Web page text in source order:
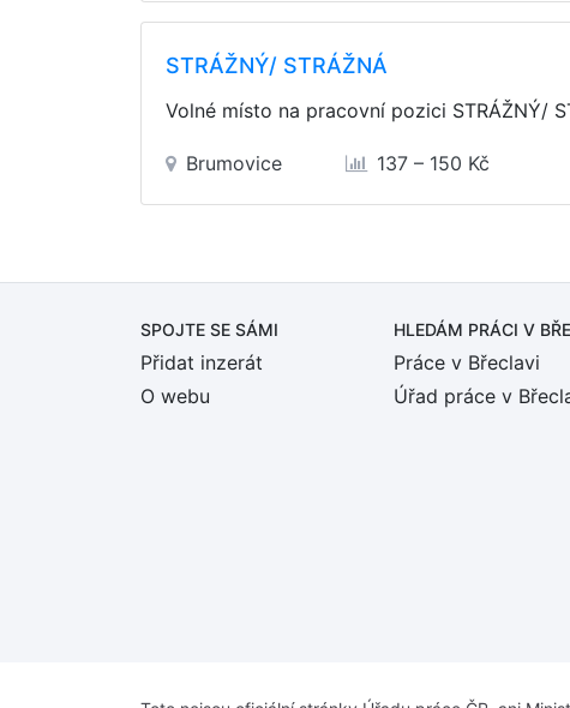
STRÁŽNÝ/ STRÁŽNÁ
Volné místo na pracovní pozici STRÁŽNÝ/
Brumovice 137 – 150 Kč
SPOJTE SE SÁMI
Přidat inzerát
O webu
HLEDÁM PRÁCI V
Práce v Břeclavi
Úřad práce v